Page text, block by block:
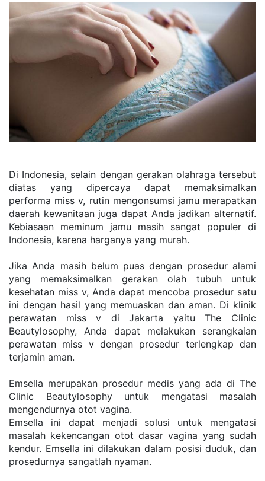
Di Indonesia, selain dengan gerakan olahraga tersebut
diatas yang dipercaya dapat memaksimalkan
performa miss v, rutin mengonsumsi jamu merapatkan
daerah kewanitaan juga dapat Anda jadikan alternatif.
Kebiasaan meminum jamu masih sangat populer di
Indonesia, karena harganya yang murah.
Jika Anda masih belum puas dengan prosedur alami
yang memaksimalkan gerakan olah tubuh untuk
kesehatan miss v, Anda dapat mencoba prosedur satu
ini dengan hasil yang memuaskan dan aman. Di klinik
perawatan miss v di Jakarta yaitu The Clinic
Beautylosophy, Anda dapat melakukan serangkaian
perawatan miss v dengan prosedur terlengkap dan
terjamin aman.
Emsella merupakan prosedur medis yang ada di The
Clinic Beautylosophy untuk mengatasi masalah
mengendurnya otot vagina.
Emsella ini dapat menjadi solusi untuk mengatasi
masalah kekencangan otot dasar vagina yang sudah
kendur. Emsella ini dilakukan dalam posisi duduk, dan
prosedurnya sangatlah nyaman.